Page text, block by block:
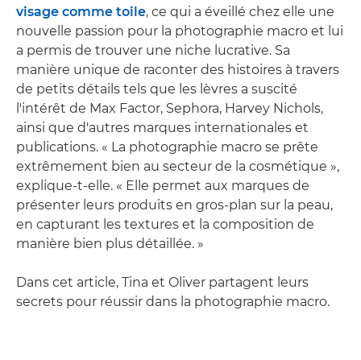
visage comme toile, ce qui a éveillé chez elle une
nouvelle passion pour la photographie macro et lui
a permis de trouver une niche lucrative. Sa
manière unique de raconter des histoires à travers
de petits détails tels que les lèvres a suscité
l'intérêt de Max Factor, Sephora, Harvey Nichols,
ainsi que d'autres marques internationales et
publications. « La photographie macro se prête
extrêmement bien au secteur de la cosmétique »,
explique-t-elle. « Elle permet aux marques de
présenter leurs produits en gros-plan sur la peau,
en capturant les textures et la composition de
manière bien plus détaillée. »
Dans cet article, Tina et Oliver partagent leurs
secrets pour réussir dans la photographie macro.